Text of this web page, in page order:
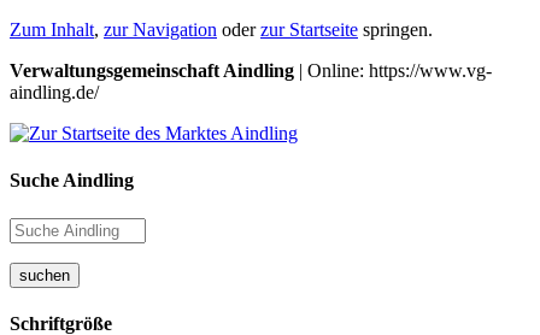
Zum Inhalt, zur Navigation oderzur Startseite springen.
Verwaltungsgemeinschaft Aindling | Online: https://www.vg-
aindling.de/
Suche Aindling
suchen
Schriftgröße